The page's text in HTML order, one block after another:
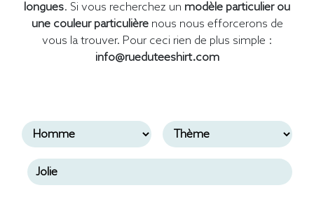
longues. Si vous recherchez un modèle particulier ou
une couleur particulièrenous nous efforcerons de
vous la trouver. Pour ceci rien de plus simple :
info@rueduteeshirt.com